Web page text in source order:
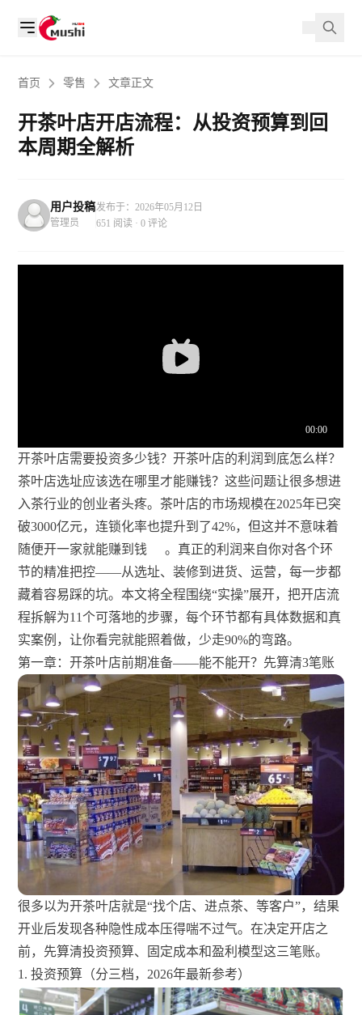
首页 零售 文章正文
开茶叶店开店流程：从投资预算到回
本周期全解析
用户投稿
管理员
发布于：2026年05月12日
651 阅读 · 0 评论
开茶叶店需要投资多少钱？开茶叶店的利润到底怎么样？
茶叶店选址应该选在哪里才能赚钱？这些问题让很多想进
入茶行业的创业者头疼。茶叶店的市场规模在2025年已突
破3000亿元，连锁化率也提升到了42%，但这并不意味着
随便开一家就能赚到钱
。真正的利润来自你对各个环
节的精准把控——从选址、装修到进货、运营，每一步都
藏着容易踩的坑。本文将全程围绕“实操”展开，把开店流
程拆解为11个可落地的步骤，每个环节都有具体数据和真
实案例，让你看完就能照着做，少走90%的弯路。
第一章：开茶叶店前期准备——能不能开？先算清3笔账
很多以为开茶叶店就是“找个店、进点茶、等客户”，结果
开业后发现各种隐性成本压得喘不过气。在决定开店之
前，先算清投资预算、固定成本和盈利模型这三笔账。
1. 投资预算（分三档，2026年最新参考）